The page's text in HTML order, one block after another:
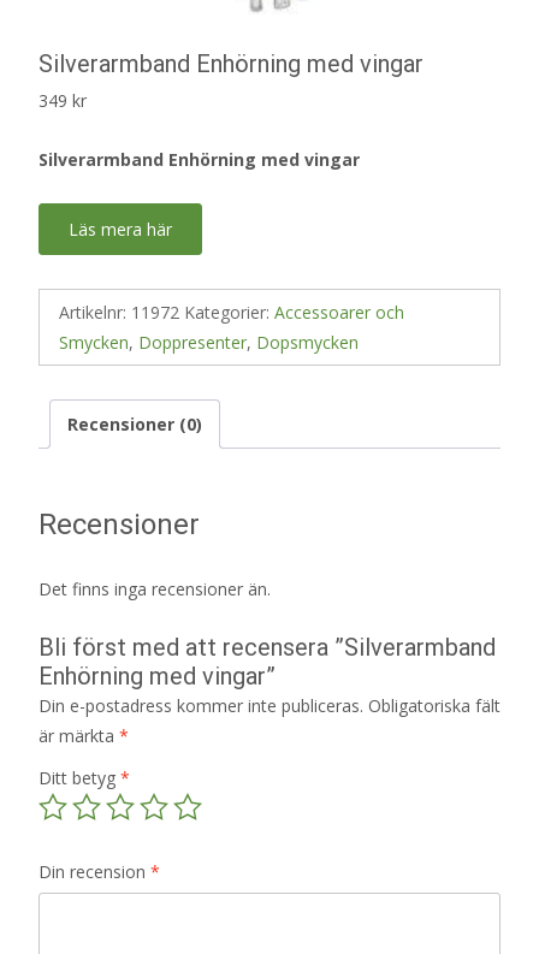
Silverarmband Enhörning med vingar
349 kr
Silverarmband Enhörning med vingar
Läs mera här
Artikelnr: 11972 Kategorier: Accessoarer och
Smycken, Doppresenter, Dopsmycken
Recensioner (0)
Recensioner
Det finns inga recensioner än.
Bli först med att recensera ”Silverarmband
Enhörning med vingar”
Din e-postadress kommer inte publiceras. Obligatoriska fält
är märkta *
Ditt betyg *
Din recension *